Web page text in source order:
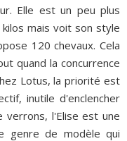
Elle est un peu plus
mais voit son style
120 chevaux. Cela
quand la concurrence
Lotus, la priorité est
inutile d'enclencher
verrons, l'Elise est une
genre de modèle qui